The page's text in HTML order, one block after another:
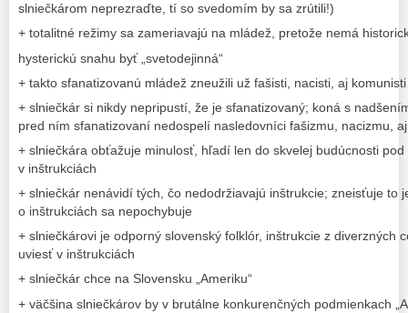
slniečkárom neprezraďte, tí so svedomím by sa zrútili!)
+ totalitné režimy sa zameriavajú na mládež, pretože nemá
hysterickú snahu byť „svetodejinná“
+ takto sfanatizovanú mládež zneužili už fašisti, nacisti, aj komunisti
+ slniečkár si nikdy nepripustí, že je sfanatizovaný; koná s
pred ním sfanatizovaní nedospelí nasledovníci fašizmu, nacizmu,
+ slniečkára obťažuje minulosť, hľadí len do skvelej budúcnosti
v inštrukciách
+ slniečkár nenávidí tých, čo nedodržiavajú inštrukcie; zneisťuje to
o inštrukciách sa nepochybuje
+ slniečkárovi je odporný slovenský folklór, inštrukcie z diverzných
uviesť v inštrukciách
+ slniečkár chce na Slovensku „Ameriku“
+ väčšina slniečkárov by v brutálne konkurenčných podmienkach